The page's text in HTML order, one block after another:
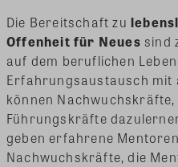
Die Bereitschaft zu
Offenheit für Neues sind
auf dem beruflichen
Erfahrungsaustausch mit
können
Führungskräfte
geben erfahrene
Nachwuchskräfte, die